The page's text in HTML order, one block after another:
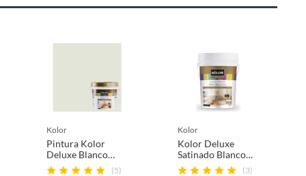
kolor
Pintura Kolor
Deluxe Blanco
Ostra 1GL
(5)
kolor
Kolor Deluxe
Satinado Blanco
4GL
(3)